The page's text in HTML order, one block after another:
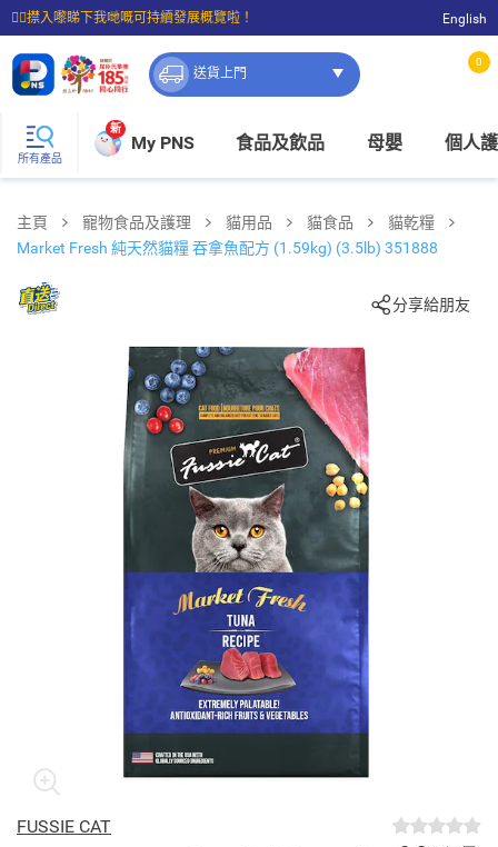
☝🏼㩒入嚟睇下我哋嘅可持續發展概覽啦！
⭐購物滿$399即享免費送貨；滿$100即可免費店取。
English
送貨上門
0
所有產品
新
My PNS 食品及飲品 母嬰 個人
主頁 寵物食品及護理 貓用品 貓食品
貓乾糧
Market Fresh 純天然貓糧 吞拿魚配方 (1.59kg) (3.5lb) 351888
分享給朋友
FUSSIE CAT